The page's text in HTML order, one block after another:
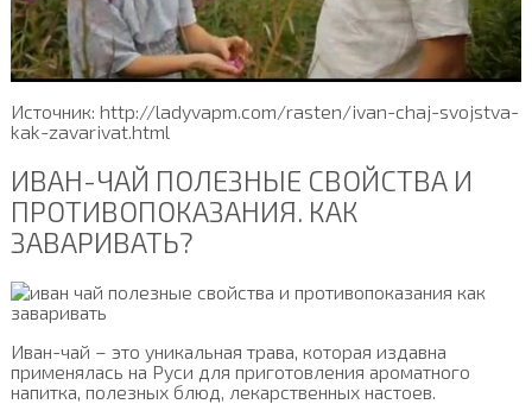
Источник: http://ladyvapm.com/rasten/ivan-chaj-svojstva-
kak-zavarivat.html
ИВАН-ЧАЙ ПОЛЕЗНЫЕ СВОЙСТВА И
ПРОТИВОПОКАЗАНИЯ. КАК
ЗАВАРИВАТЬ?
Иван-чай – это уникальная трава, которая издавна
применялась на Руси для приготовления ароматного
напитка, полезных блюд, лекарственных настоев.